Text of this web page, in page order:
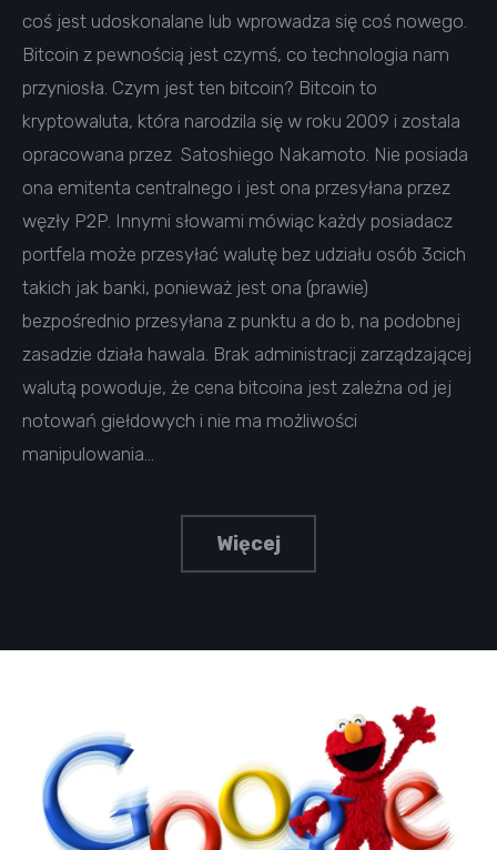
coś jest udoskonalane lub wprowadza się coś nowego.
Bitcoin z pewnością jest czymś, co technologia nam
przyniosła. Czym jest ten bitcoin? Bitcoin to
kryptowaluta, która narodzila się w roku 2009 i zostala
opracowana przez Satoshiego Nakamoto. Nie posiada
ona emitenta centralnego i jest ona przesyłana przez
węzły P2P. Innymi słowami mówiąc każdy posiadacz
portfela może przesyłać walutę bez udziału osób 3cich
takich jak banki, ponieważ jest ona (prawie)
bezpośrednio przesyłana z punktu a do b, na podobnej
zasadzie działa hawala. Brak administracji zarządzającej
walutą powoduje, że cena bitcoina jest zależna od jej
notowań giełdowych i nie ma możliwości
manipulowania…
Więcej